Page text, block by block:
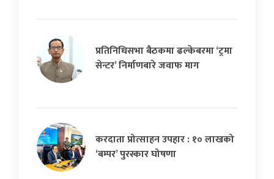
प्रतिनिधिसभा बैठकमा ढल्केबरमा ‘ट्रमा
सेन्टर’ निर्माणबारे जवाफ माग
करदाता प्रोत्साहन उपहार : १० लाखको
‘बम्पर’ पुरस्कार घोषणा